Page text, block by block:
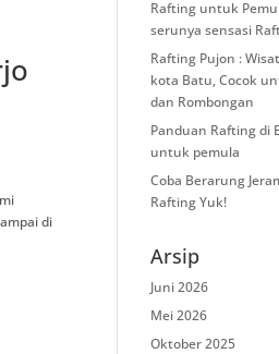
di
Rafting untuk
serunya sensasi
Rafting Pujon :
kota Batu, Cocok
dan Rombongan
Panduan Rafting di
untuk pemula
Coba Berarung
Rafting Yuk!
Arsip
Juni 2026
Mei 2026
Oktober 2025